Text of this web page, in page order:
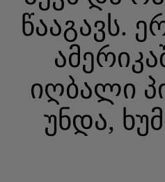
წააგავს.
იღბალი
უნდა,